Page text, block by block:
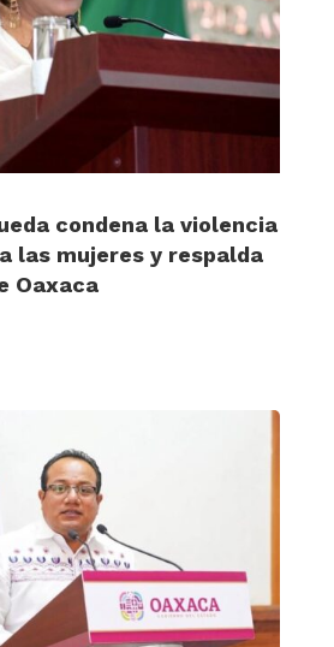
condena la violencia
las mujeres y respalda
Oaxaca